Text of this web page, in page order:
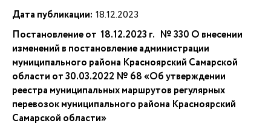
Дата публикации: 18.12.2023
Постановление от 18.12.2023 г. № 330 О внесении
изменений в постановление администрации
муниципального района Красноярский Самарской
области от 30.03.2022 № 68 «Об утверждении
реестра муниципальных маршрутов регулярных
перевозок муниципального района Красноярский
Самарской области»